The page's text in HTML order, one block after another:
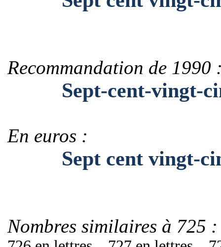
Recommandation de 1990
Sept-cent-vingt-
En euros :
Sept cent vingt-
Nombres similaires à 725 :